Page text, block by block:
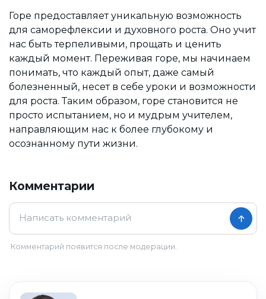
Горе предоставляет уникальную возможность
для саморефлексии и духовного роста. Оно учит
нас быть терпеливыми, прощать и ценить
каждый момент. Переживая горе, мы начинаем
понимать, что каждый опыт, даже самый
болезненный, несет в себе уроки и возможности
для роста. Таким образом, горе становится не
просто испытанием, но и мудрым учителем,
направляющим нас к более глубокому и
осознанному пути жизни.
Комментарии
Комментарий появится после модерации.